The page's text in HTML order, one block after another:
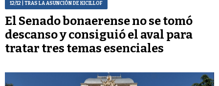
12/12 | TRAS LA ASUNCIÓN DE KICILLOF
El Senado bonaerense no se tomó
descanso y consiguió el aval para
tratar tres temas esenciales